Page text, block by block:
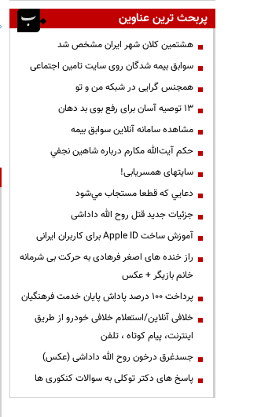
پربحث ترین عناوین
هشتمین کلان شهر ایران مشخص شد
سوابق بیمه شدگان روی سایت تامین اجتماعی
همجنس گرایی در شبکه من و تو
13 توصیه آسان برای رفع بوی بد دهان
مشاهده سامانه آنلاين سوابق بیمه
حكم آيت‌الله مكارم درباره شاهين نجفي
سایتهای همسریابی!
دعايي كه قطعا مستجاب مي‌شود
جزئیات جدید قتل روح الله داداشی
آموزش ساخت Apple ID برای کاربران ایرانی
راز خنده های اصغر فرهادی به حرکت بی شرمانه
خانم بازیگر + عکس
پرداخت ۱۰۰ درصد پاداش پایان خدمت فرهنگیان
خلافی آنلاین/استعلام خلافی خودرو از طریق
اینترنت، پیام کوتاه ، تلفن
جسدغرق درخون روح الله داداشی (عکس)
پاسخ های دکتر توکلی به سوالات کنکوری ها